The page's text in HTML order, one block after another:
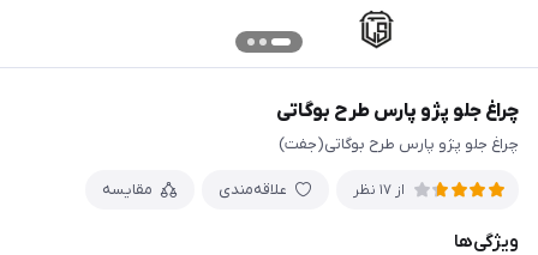
چراغ جلو پژو پارس طرح بوگاتی
چراغ جلو پژو پارس طرح بوگاتی(جفت)
از 17 نظر علاقه‌مندی مقایسه
ویژگی‌ها